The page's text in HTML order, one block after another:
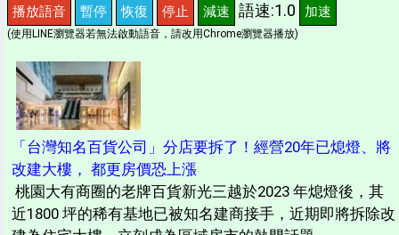
播放語音 暫停 恢復 停止 減速 語速:1.0 加速
(使用LINE瀏覽器若無法啟動語音，請改用Chrome瀏覽器播放)
「台灣知名百貨公司」分店要拆了！經營20年已熄燈、將
改建大樓， 都更房價恐上漲
桃園大有商圈的老牌百貨新光三越於2023 年熄燈後，其
近1800 坪的稀有基地已被知名建商接手，近期即將拆除改